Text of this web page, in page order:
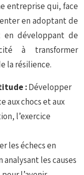
entreprise qui, face
en adoptant de
en développant de
à transformer
la résilience.
:Développer
aux chocs et aux
l’exercice
les échecs en
les causes